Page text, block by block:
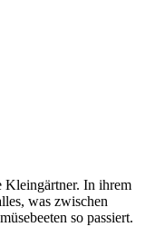
Kleingärtner. In ihrem
was zwischen
so passiert.